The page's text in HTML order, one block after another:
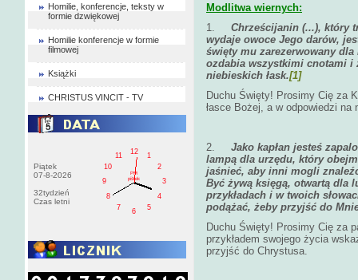
Homilie, konferencje, teksty w
formie dzwiękowej
Homilie konferencje w formie
filmowej
Książki
CHRISTUS VINCIT - TV
Piątek
07-8-2026
32tydzień
Czas letni
1
2
3
4
5
6
7
8
9
10
11
12
PM
pištek
Modlitwa wiernych:
1. Chrześcijanin (...), który
wydaje owoce Jego darów,
święty mu zarezerwowany
ozdabia wszystkimi cnotami i
niebieskich łask.[1]
Duchu Święty! Prosimy Cię za
łasce Bożej, a w odpowiedzi na
2. Jako kapłan jesteś
lampą dla urzędu, który
jaśnieć, aby inni mogli
Być żywą księgą, otwartą dla
przykładach i w twoich
podążać, żeby przyjść do
Duchu Święty! Prosimy Cię za
przykładem swojego życia
przyjść do Chrystusa.